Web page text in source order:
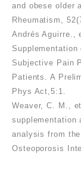
and obese older
Rheumatism,
Andrés Aguirre.,
Subjective Pain
Patients. A
Phys Act,5:1.
Weaver, C. M.,
supplementation
analysis from
Osteoporosis